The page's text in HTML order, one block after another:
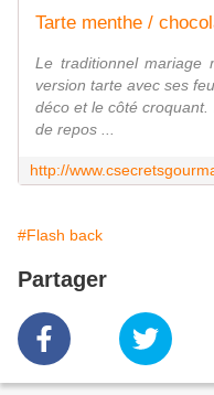
Le traditionnel mariage
version tarte avec ses
déco et le côté
de repos ...
#Flash back
Partager